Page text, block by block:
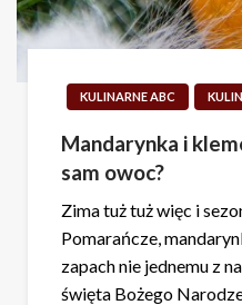
KULINARNE ABC
Mandarynka i
sam owoc?
Zima tuż tuż więc i
Pomarańcze,
zapach nie jednemu z
święta Bożego